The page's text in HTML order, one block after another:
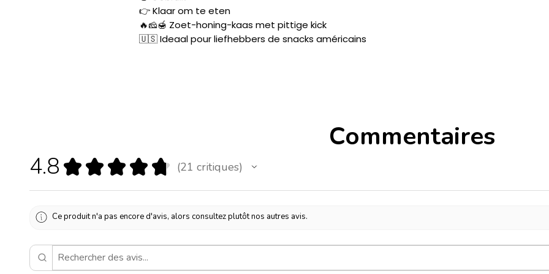
👉 Klaar om te eten
🔥🧀🍯 Zoet-honing-kaas met pittige kick
🇺🇸 Ideaal pour liefhebbers de snacks américains
Commentaires
4.8 ★ ★ ★ ★ ★ 21 critiques
21
Ce produit n'a pas encore d'avis, alors consultez plutôt nos autres avis.